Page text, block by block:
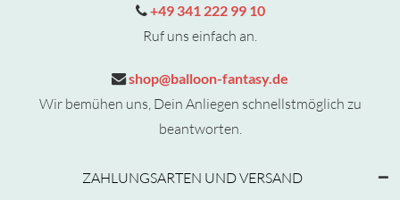
+49 341 222 99 10
Ruf uns einfach an.
shop@balloon-fantasy.de
Wir bemühen uns, Dein Anliegen schnellstmöglich zu
beantworten.
ZAHLUNGSARTEN UND VERSAND